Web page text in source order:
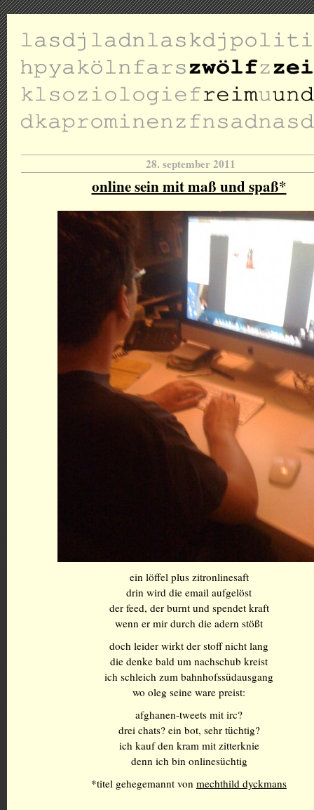
28. september 2011
online sein mit maß und spaß*
ein löffel plus zitronlinesaft
drin wird die email aufgelöst
der feed, der burnt und spendet kraft
wenn er mir durch die adern stößt
doch leider wirkt der stoff nicht lang
die denke bald um nachschub kreist
ich schleich zum bahnhofssüdausgang
wo oleg seine ware preist:
afghanen-tweets mit irc?
drei chats? ein bot, sehr tüchtig?
ich kauf den kram mit zitterknie
denn ich bin onlinesüchtig
*titel gehegemannt von mechthild dyckmans